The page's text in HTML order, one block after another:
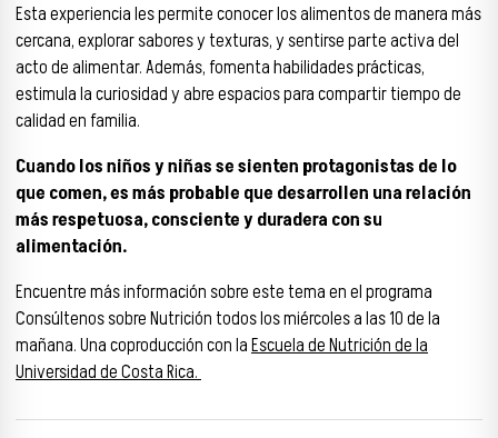
Esta experiencia les permite conocer los alimentos de manera más
cercana, explorar sabores y texturas, y sentirse parte activa del
acto de alimentar. Además, fomenta habilidades prácticas,
estimula la curiosidad y abre espacios para compartir tiempo de
calidad en familia.
Cuando los niños y niñas se sienten protagonistas de lo
que comen, es más probable que desarrollen una relación
más respetuosa, consciente y duradera con su
alimentación.
Encuentre más información sobre este tema en el programa
Consúltenos sobre Nutrición todos los miércoles a las 10 de la
mañana. Una coproducción con laEscuela de Nutrición de la
Universidad de Costa Rica.